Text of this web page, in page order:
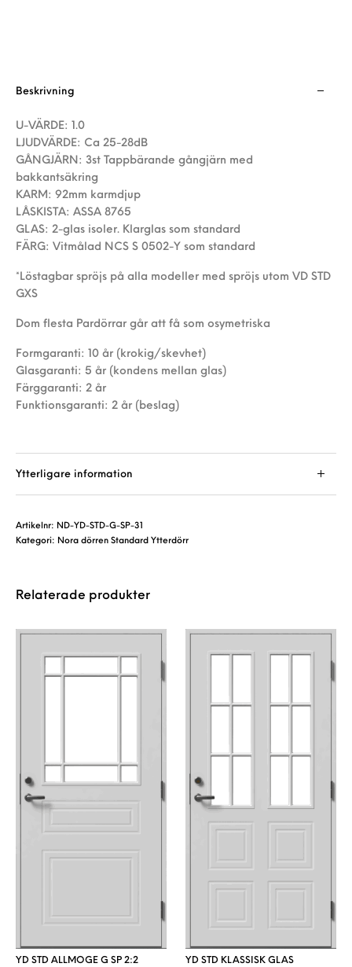
Beskrivning
U-VÄRDE: 1.0
LJUDVÄRDE: Ca 25-28dB
GÅNGJÄRN: 3st Tappbärande gångjärn med
bakkantsäkring
KARM: 92mm karmdjup
LÅSKISTA: ASSA 8765
GLAS: 2-glas isoler. Klarglas som standard
FÄRG: Vitmålad NCS S 0502-Y som standard
*Löstagbar spröjs på alla modeller med spröjs utom VD STD
GXS
Dom flesta Pardörrar går att få som osymetriska
Formgaranti: 10 år (krokig/skevhet)
Glasgaranti: 5 år (kondens mellan glas)
Färggaranti: 2 år
Funktionsgaranti: 2 år (beslag)
Ytterligare information
Artikelnr: ND-YD-STD-G-SP-31
Kategori: Nora dörren Standard Ytterdörr
Relaterade produkter
YD STD ALLMOGE G SP 2:2
YD STD KLASSISK GLAS